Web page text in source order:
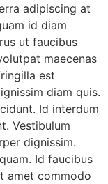
adipiscing at
id diam
ut faucibus
maecenas
est
diam quis.
Id interdum
Vestibulum
dignissim.
Id faucibus
amet commodo